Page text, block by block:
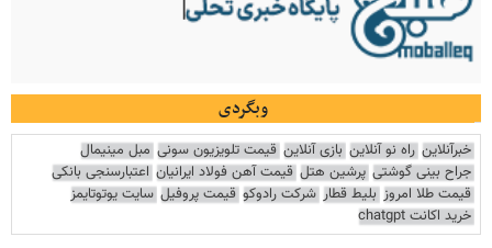
وبگردی
خبرآنلاین راه نو آنلاین بازی آنلاین قیمت تلویزیون سونی مبل مینیمال
جراح بینی گوشتی پرشین هتل قیمت آهن فولاد ایرانیان اعتبارسنجی بانکی
قیمت طلا امروز بلیط قطار شرکت رادوکو قیمت پروفیل سایت یوتوتایمز
خرید اکانت chatgpt